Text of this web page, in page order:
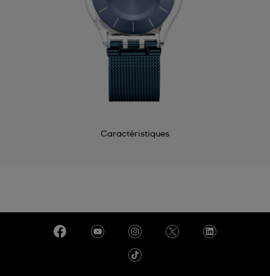
Caractéristiques